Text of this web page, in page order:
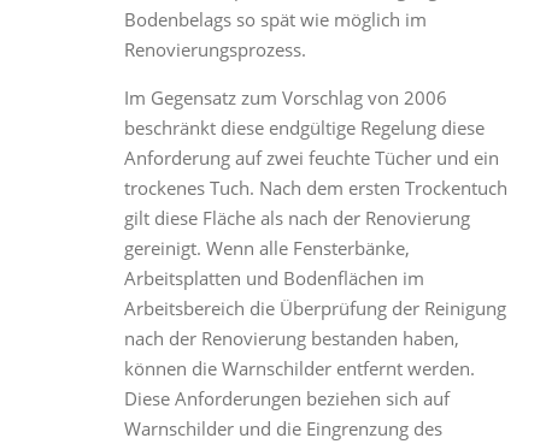
Bodenbelags so spät wie möglich im
Renovierungsprozess.
Im Gegensatz zum Vorschlag von 2006
beschränkt diese endgültige Regelung diese
Anforderung auf zwei feuchte Tücher und ein
trockenes Tuch. Nach dem ersten Trockentuch
gilt diese Fläche als nach der Renovierung
gereinigt. Wenn alle Fensterbänke,
Arbeitsplatten und Bodenflächen im
Arbeitsbereich die Überprüfung der Reinigung
nach der Renovierung bestanden haben,
können die Warnschilder entfernt werden.
Diese Anforderungen beziehen sich auf
Warnschilder und die Eingrenzung des